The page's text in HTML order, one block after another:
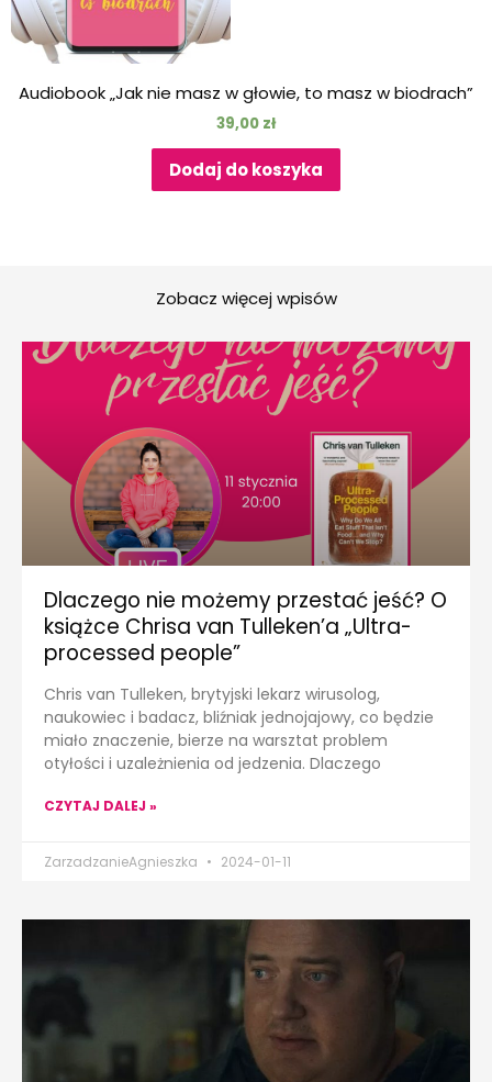
Audiobook „Jak nie masz w głowie, to masz w biodrach”
39,00 zł
Dodaj do koszyka
Zobacz więcej wpisów
Dlaczego nie możemy przestać jeść? O
książce Chrisa van Tulleken’a „Ultra-
processed people”
Chris van Tulleken, brytyjski lekarz wirusolog,
naukowiec i badacz, bliźniak jednojajowy, co będzie
miało znaczenie, bierze na warsztat problem
otyłości i uzależnienia od jedzenia. Dlaczego
CZYTAJ DALEJ »
ZarzadzanieAgnieszka 2024-01-11